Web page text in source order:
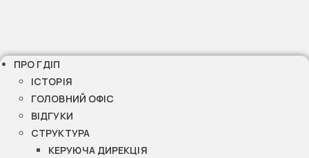
ПРО ГДІП
ІСТОРІЯ
ГОЛОВНИЙ ОФІС
ВІДГУКИ
СТРУКТУРА
КЕРУЮЧА ДИРЕКЦІЯ